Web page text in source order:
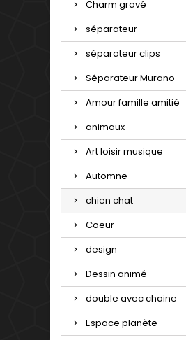
Charm gravé
séparateur
séparateur clips
Séparateur Murano
Amour famille amitié
animaux
Art loisir musique
Automne
chien chat
Coeur
design
Dessin animé
double avec chaine
Espace planète